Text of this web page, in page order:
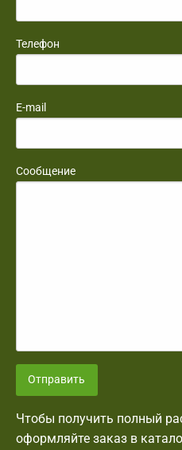
Телефон
E-mail
Сообщение
Отправить
Чтобы получить полный
оформляйте заказ в